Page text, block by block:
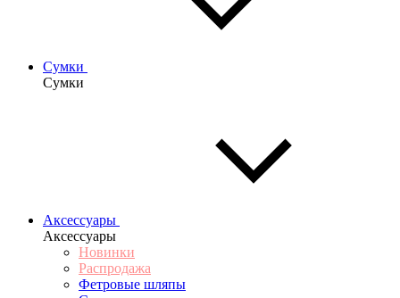
Сумки
Сумки
Аксессуары
Аксессуары
Новинки
Распродажа
Фетровые шляпы